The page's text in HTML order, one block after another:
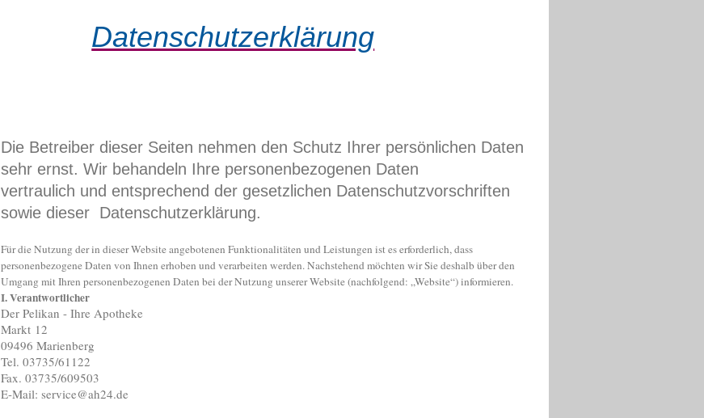
Datenschutzerklärung
Die Betreiber dieser Seiten nehmen den Schutz Ihrer persönlichen Daten
sehr ernst. Wir behandeln Ihre personenbezogenen Daten
vertraulich und entsprechend der gesetzlichen Datenschutzvorschriften
sowie dieser Datenschutzerklärung.
Für die Nutzung der in dieser Website angebotenen Funktionalitäten und Leistungen ist es erforderlich, dass
personenbezogene Daten von Ihnen erhoben und verarbeiten werden. Nachstehend möchten wir Sie deshalb über den
Umgang mit Ihren personenbezogenen Daten bei der Nutzung unserer Website (nachfolgend: „Website“) informieren.
I. Verantwortlicher
Der Pelikan - Ihre Apotheke
Markt 12
09496 Marienberg
Tel. 03735/61122
Fax. 03735/609503
E-Mail: service@ah24.de